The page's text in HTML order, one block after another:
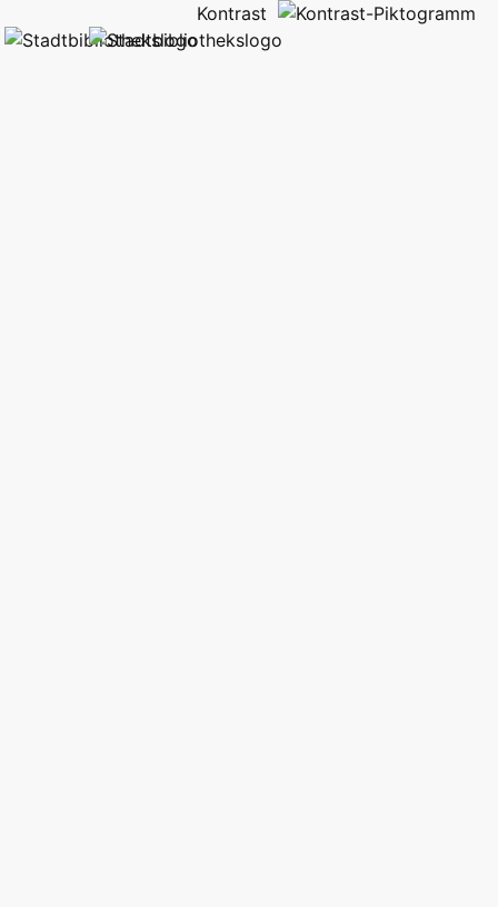
Kontrast